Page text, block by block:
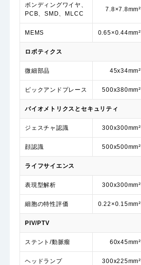
ボンディングワイヤ、
PCB、SMD、MLCC
7.8×7.8mm²
MEMS 0.65×0.44mm²
ロボティクス
微細部品 45x34mm²
ピックアンドプレース 500x380mm²
バイオメトリクスとセキュリティ
ジェスチャ認識 300x300mm²
顔認識 500x500mm²
ライフサイエンス
表現型解析 300x300mm²
細胞の特性評価 0.22×0.15mm²
PIV/PTV
ステント/動脈瘤 60x45mm²
ヘッドランプ 300x225mm²